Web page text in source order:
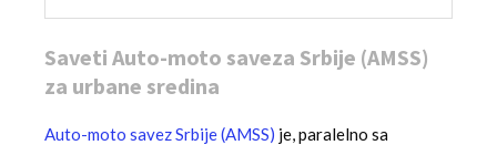
Saveti Auto-moto saveza Srbije (AMSS)
za urbane sredina
Auto-moto savez Srbije (AMSS) je, paralelno sa